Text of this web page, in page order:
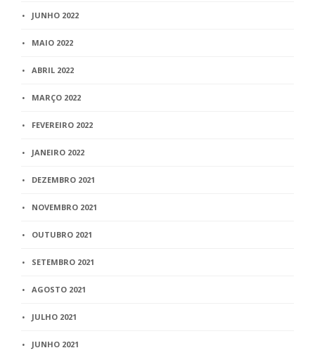
JUNHO 2022
MAIO 2022
ABRIL 2022
MARÇO 2022
FEVEREIRO 2022
JANEIRO 2022
DEZEMBRO 2021
NOVEMBRO 2021
OUTUBRO 2021
SETEMBRO 2021
AGOSTO 2021
JULHO 2021
JUNHO 2021